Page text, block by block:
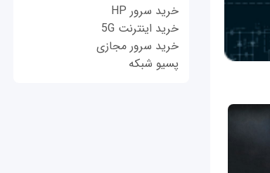
خرید سرور HP
خرید اینترنت 5G
خرید سرور مجازی
پسیو شبکه